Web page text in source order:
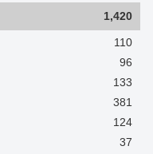
1,420
110
96
133
381
124
37